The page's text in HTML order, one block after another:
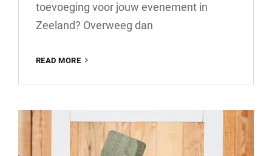
toevoeging voor jouw evenement in
Zeeland? Overweeg dan
READ MORE
PHOTOBOOTH
ONVERGETELIJKE
TIJD
IN